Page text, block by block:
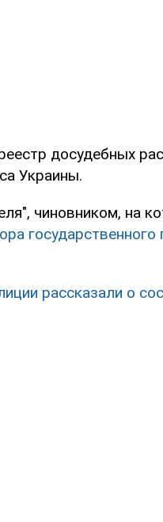
досудебных
Украины.
чиновником, на
государственного
рассказали о